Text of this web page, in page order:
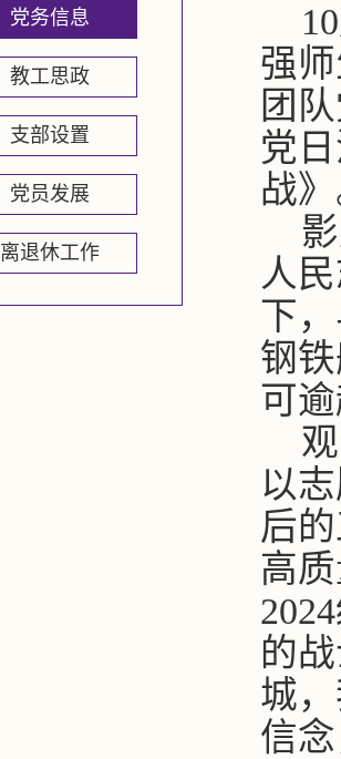
党务信息
教工思政
支部设置
党员发展
离退休工作
强
团
党
战
人
下
钢
可
以
后
高
的
城
信